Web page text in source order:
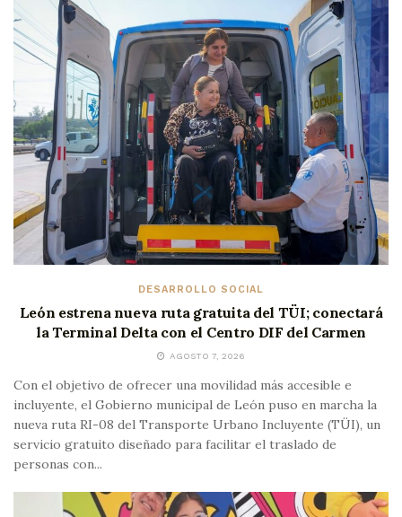
DESARROLLO SOCIAL
León estrena nueva ruta gratuita del TÜI; conectará
la Terminal Delta con el Centro DIF del Carmen
AGOSTO 7, 2026
Con el objetivo de ofrecer una movilidad más accesible e
incluyente, el Gobierno municipal de León puso en marcha la
nueva ruta RI-08 del Transporte Urbano Incluyente (TÜI), un
servicio gratuito diseñado para facilitar el traslado de
personas con...